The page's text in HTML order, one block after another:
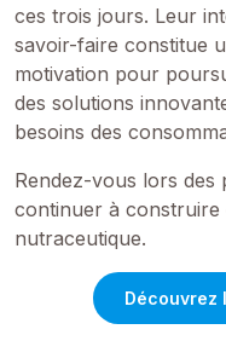
ces trois jours. Leur
savoir-faire constitue
motivation pour
des solutions
besoins des
Rendez-vous lors des
continuer à construire
nutraceutique.
Découvrez